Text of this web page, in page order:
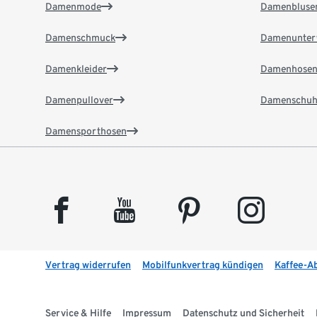
Damenmode
Damenschmuck
Damenkleider
Damenpullover
Damensporthosen
Damenhosen
facebook youtube pinterest instagram
Vertrag widerrufen Mobilfunkvertrag kündigen Kaffee-
Service & Hilfe Impressum Datenschutz und Sicherheit